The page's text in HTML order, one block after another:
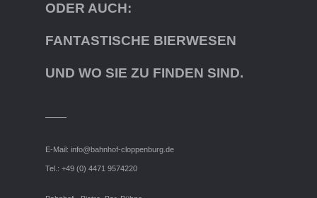
ODER AUCH:
FANTASTISCHE BIERWESEN
UND WO SIE ZU FINDEN SIND.
E-Mail: info@bahnhof-cloppenburg.de
Tel.: +49 (0) 4471 9574220